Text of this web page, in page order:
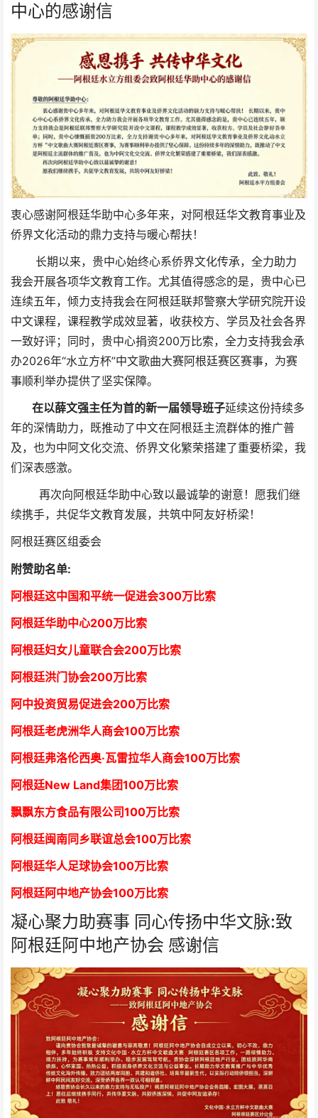
中心的感谢信
衷心感谢阿根廷华助中心多年来，对阿根廷华文教育事业及
侨界文化活动的鼎力支持与暖心帮扶！
长期以来，贵中心始终心系侨界文化传承，全力助力
我会开展各项华文教育工作。尤其值得感念的是，贵中心已
连续五年，倾力支持我会在阿根廷联邦警察大学研究院开设
中文课程，课程教学成效显著，收获校方、学员及社会各界
一致好评；同时，贵中心捐资200万比索，全力支持我会承
办2026年“水立方杯”中文歌曲大赛阿根廷赛区赛事，为赛
事顺利举办提供了坚实保障。
在以薛文强主任为首的新一届领导班子延续这份持续多
年的深情助力， 既推动了中文在阿根廷主流群体的推广普
及，也为中阿文化交流、侨界文化繁荣搭建了重要桥梁，我
们深表感激。
再次向阿根廷华助中心致以最诚挚的谢意！愿我们继
续携手，共促华文教育发展，共筑中阿友好桥梁！
阿根廷赛区组委会
附赞助名单:
阿根廷这中国和平统一促进会300万比索
阿根廷华助中心200万比索
阿根廷妇女儿童联合会200万比索
阿根廷洪门协会200万比索
阿中投资贸易促进会200万比索
阿根廷老虎洲华人商会100万比索
阿根廷弗洛伦西奥·瓦雷拉华人商会100万比索
阿根廷New Land集团100万比索
飘飘东方食品有限公司100万比索
阿根廷闽南同乡联谊总会100万比索
阿根廷华人足球协会100万比索
阿根廷阿中地产协会100万比索
凝心聚力助赛事 同心传扬中华文脉:致
阿根廷阿中地产协会 感谢信